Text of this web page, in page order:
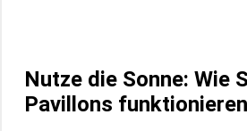
Nutze die Sonne: Wie
Pavillons funktionieren